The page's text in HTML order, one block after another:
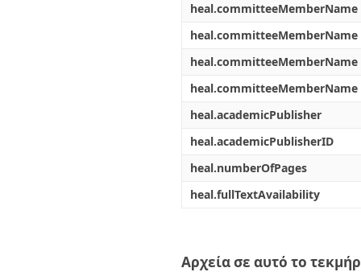
heal.committeeMemberName
heal.committeeMemberName
heal.committeeMemberName
heal.committeeMemberName
heal.academicPublisher
heal.academicPublisherID
heal.numberOfPages
heal.fullTextAvailability
Αρχεία σε αυτό το